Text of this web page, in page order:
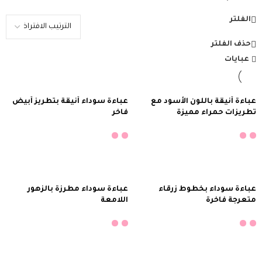
الفلتر
حذف الفلتر
عبايات
عباءة أنيقة باللون الأسود مع
تطريزات حمراء مميزة
عباءة سوداء أنيقة بتطريز أبيض
فاخر
عباءة سوداء بخطوط زرقاء
متعرجة فاخرة
عباءة سوداء مطرزة بالزهور
اللامعة